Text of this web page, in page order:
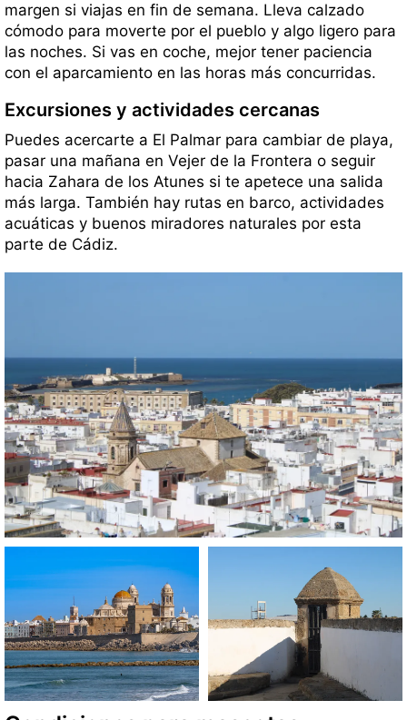
margen si viajas en fin de semana. Lleva calzado
cómodo para moverte por el pueblo y algo ligero para
las noches. Si vas en coche, mejor tener paciencia
con el aparcamiento en las horas más concurridas.
Excursiones y actividades cercanas
Puedes acercarte a El Palmar para cambiar de playa,
pasar una mañana en Vejer de la Frontera o seguir
hacia Zahara de los Atunes si te apetece una salida
más larga. También hay rutas en barco, actividades
acuáticas y buenos miradores naturales por esta
parte de Cádiz.